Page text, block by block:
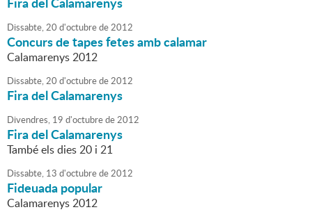
Dissabte,20 d'octubrede2012
Concurs de tapes fetes amb calamar
Calamarenys 2012
Dissabte,20 d'octubrede2012
Fira del Calamarenys
Divendres, 19 d'octubrede2012
Fira del Calamarenys
També els dies 20 i 21
Dissabte, 13 d'octubrede2012
Fideuada popular
Calamarenys 2012